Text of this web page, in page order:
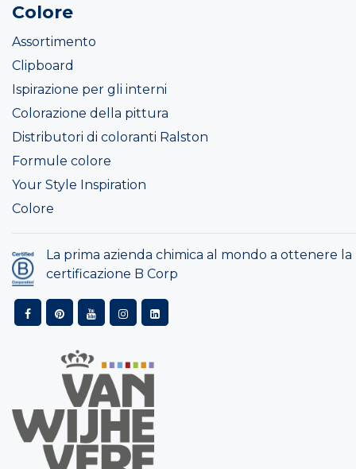
Colore
Assortimento
Clipboard
Ispirazione per gli interni
Colorazione della pittura
Distributori di coloranti Ralston
Formule colore
Your Style Inspiration
Colore
La prima azienda chimica al mondo a ottenere la
certificazione B Corp